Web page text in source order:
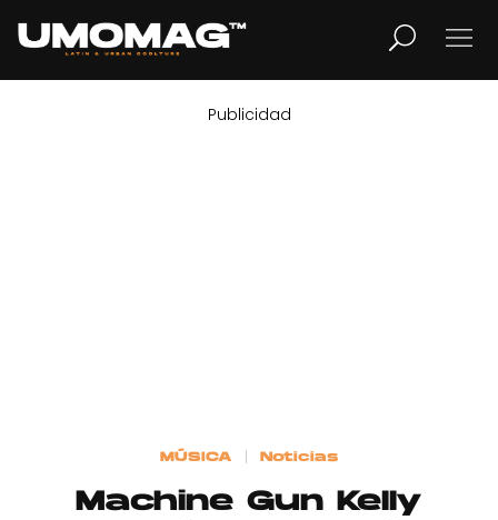
LIFESTYLE
Publicidad
MÚSICA Noticias
Machine Gun Kelly